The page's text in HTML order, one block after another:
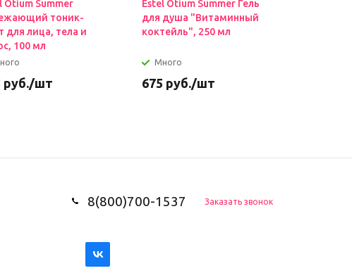
Otium Summer
тоник-
для лица, тела и
100 мл
руб./шт
Estel Otium Summer Гель
для душа "Витаминный
коктейль", 250 мл
Много
675 руб./шт
8(800)700-1537 Заказать звонок